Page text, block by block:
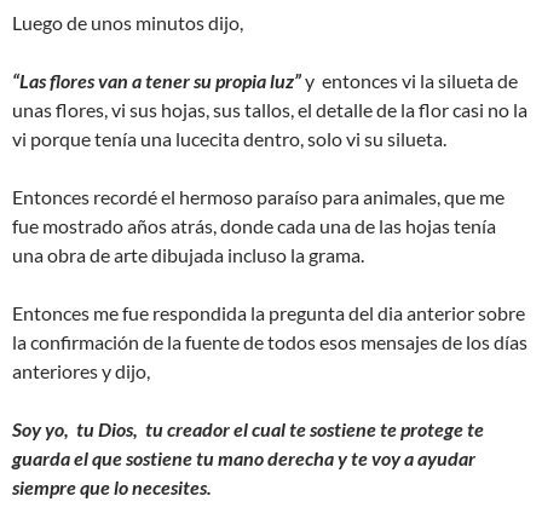
Luego de unos minutos dijo,
“Las flores van a tener su propia luz”y entonces vi la silueta de
unas flores, vi sus hojas, sus tallos, el detalle de la flor casi no la
vi porque tenía una lucecita dentro, solo vi su silueta.
Entonces recordé el hermoso paraíso para animales, que me
fue mostrado años atrás, donde cada una de las hojas tenía
una obra de arte dibujada incluso la grama.
Entonces me fue respondida la pregunta del dia anterior sobre
la confirmación de la fuente de todos esos mensajes de los días
anteriores y dijo,
Soy yo, tu Dios, tu creador el cual te sostiene te protege te
guarda el que sostiene tu mano derecha y te voy a ayudar
siempre que lo necesites.